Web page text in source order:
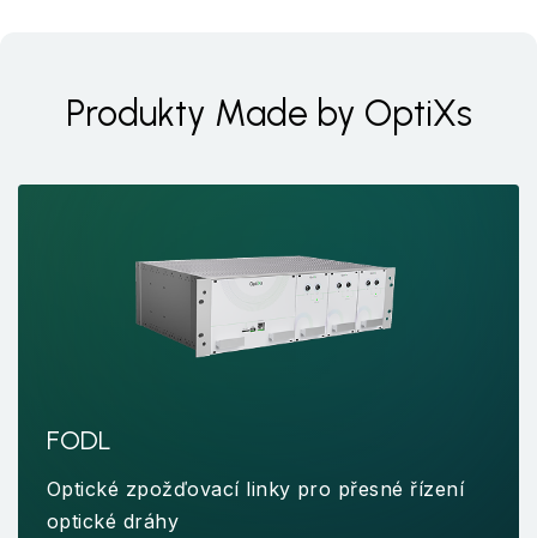
Produkty Made by OptiXs
FODL
Optické zpožďovací linky pro přesné řízení
optické dráhy